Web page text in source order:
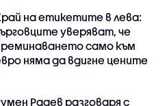
на етикетите в лева:
уверяват, че
само към
няма да вдигне цените
Радев разговаря с